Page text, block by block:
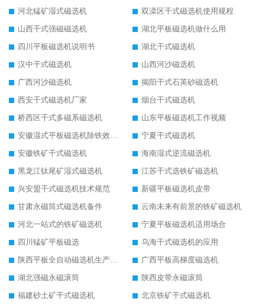
河北锰矿湿式磁选机
双滦区干式磁选机使用规程
山西干式强磁磁选机
湖北平板磁选机做什么用
四川平板磁选机说明书
湖北干式磁选机
汉中干式磁选机
山西河沙磁选机
广西河沙磁选机
揭阳干式石英砂磁选机
西安干式磁选机厂家
烟台干式磁选机
桥西区干式多磁系磁选机
山东平板磁选机工作视频
安徽湿式平板磁选机除铁效果怎么样
宁夏干式磁选机
安徽铁矿干式磁选机
海南湿式逆流磁选机
黑龙江钛尾矿湿式磁选机
江苏干式选铁矿磁选机
兴安盟干式磁选机技术规范
新疆平板磁选机皮带
甘肃永磁筒式磁选机备件
云南未来有前景的铁矿磁选机
河北一站式的铁矿磁选机
宁夏平板磁选机适用场合
四川锰矿平板磁选
乌海干式磁选机的应用
陕西平板全自动磁选机生产厂家
广西平板高梯度磁选机
湖北强磁永磁滚筒
陕西皮带永磁滚筒
福建砂土矿干式磁选机
北京铁矿干式磁选机